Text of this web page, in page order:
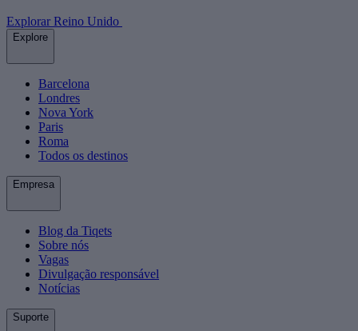
Explorar Reino Unido
Explore
Barcelona
Londres
Nova York
Paris
Roma
Todos os destinos
Empresa
Blog da Tiqets
Sobre nós
Vagas
Divulgação responsável
Notícias
Suporte